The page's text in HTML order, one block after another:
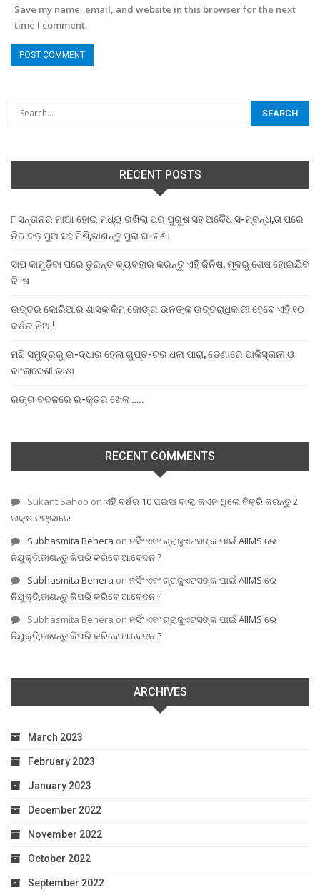
Save my name, email, and website in this browser for the next
time I comment.
RECENT POSTS
୮ ସନ୍ତାନର ମାଆ ହୋଇ ମଧ୍ୟ ରଖିଲା ପର ପୁରୁଷ ସହ ଅବୈଧ ସ-ମ୍ବନ୍ଧ,ତା ପରେ
ନିଜ ବଡ଼ ପୁଅ ସହ ମିଶି,ଜାଣନ୍ତୁ ପୁରା ଘ-ଟଣା
ସାପ କାମୁଡ଼ିବା ପରେ ତୁରନ୍ତ ବ୍ୟବହାର କରନ୍ତୁ ଏହି ଜିନିଷ, ମୂଳରୁ ଶେଷ ହୋଇଯିବ
ବି-ଷ
ଉତ୍ତର କୋରିଆର ଶାସକ କିମ ଜୋଙ୍ଗ ଉନଙ୍କ ଉତ୍ତରାଧିକାରୀ ହେବେ ଏହି ୧୦
ବର୍ଷର ଝିଅ !
ମଝି ସମୁଦ୍ରରୁ ଉ-ଦ୍ଧାର ହେଲା ଗୁପ୍ତ-ଚର ଧଳା ପାରା, ଡେଣାରେ ପାକିସ୍ତାନୀ ଓ
ବାଂଲାଦେଶୀ ଭାଷା
ରଙ୍ଗ ବଦଳରେ ର-କ୍ତର ଖେଳ …..
RECENT COMMENTS
Sukant Sahoo on ଏହି ବର୍ଷର 10 ପଇସା ବାଲା କଏନ ଥିଲେ ବିକ୍ରି କରନ୍ତୁ 2
ଲକ୍ଷ ଟଙ୍କାରେ
Subhasmita Behera on ନର୍ସିଂ ଏବଂ ଗ୍ରାଜୁଏଟସଙ୍କ ପାଇଁ AIIMS ରେ
ନିଯୁକ୍ତି,ଜାଣନ୍ତୁ କିପରି କରିବେ ଆବେଦନ ?
Subhasmita Behera on ନର୍ସିଂ ଏବଂ ଗ୍ରାଜୁଏଟସଙ୍କ ପାଇଁ AIIMS ରେ
ନିଯୁକ୍ତି,ଜାଣନ୍ତୁ କିପରି କରିବେ ଆବେଦନ ?
Subhasmita Behera on ନର୍ସିଂ ଏବଂ ଗ୍ରାଜୁଏଟସଙ୍କ ପାଇଁ AIIMS ରେ
ନିଯୁକ୍ତି,ଜାଣନ୍ତୁ କିପରି କରିବେ ଆବେଦନ ?
ARCHIVES
March 2023
February 2023
January 2023
December 2022
November 2022
October 2022
September 2022